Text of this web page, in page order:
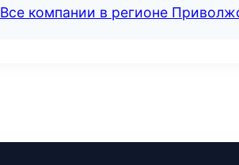
Все компании в регионе